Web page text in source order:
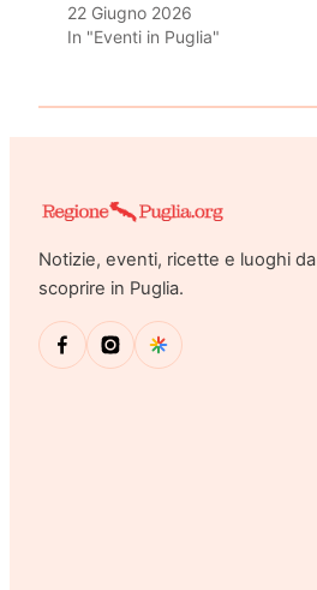
22 Giugno 2026
In "Eventi in Puglia"
Notizie, eventi, ricette e luoghi da
scoprire in Puglia.